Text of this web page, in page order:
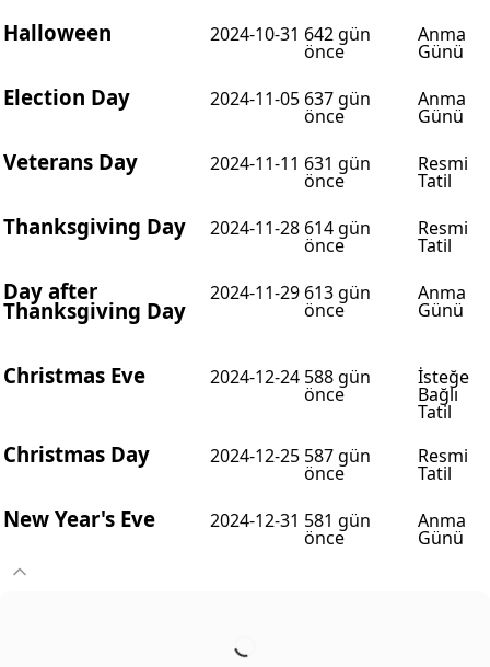
Halloween 2024-10-31 642 gün
önce
Anma
Günü
Election Day 2024-11-05 637 gün
önce
Anma
Günü
Veterans Day 2024-11-11 631 gün
önce
Resmi
Tatil
Thanksgiving Day 2024-11-28 614 gün
önce
Resmi
Tatil
Day after
Thanksgiving Day
2024-11-29 613 gün
önce
Anma
Günü
Christmas Eve 2024-12-24 588 gün
önce
İsteğe
Bağlı
Tatil
Christmas Day 2024-12-25 587 gün
önce
Resmi
Tatil
New Year's Eve 2024-12-31 581 gün
önce
Anma
Günü